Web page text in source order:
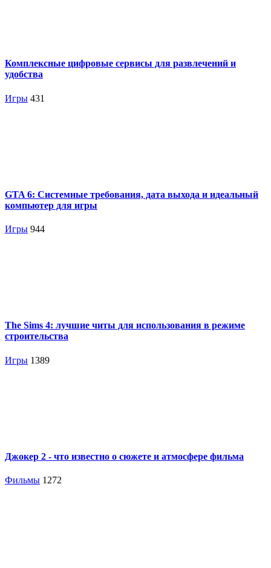
Комплексные цифровые сервисы для развлечений и
удобства
Игры 431
GTA 6: Системные требования, дата выхода и идеальный
компьютер для игры
Игры 944
The Sims 4: лучшие читы для использования в режиме
строительства
Игры 1389
Джокер 2 - что известно о сюжете и атмосфере фильма
Фильмы 1272